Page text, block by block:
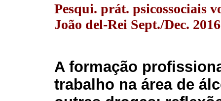
Pesqui. prát. psicossociais
João del-Rei Sept./Dec. 2016
A formação
trabalho na área de